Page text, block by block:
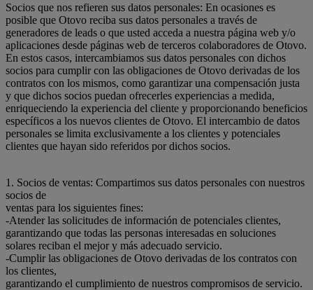
Socios que nos refieren sus datos personales: En ocasiones es
posible que Otovo reciba sus datos personales a través de
generadores de leads o que usted acceda a nuestra página web y/o
aplicaciones desde páginas web de terceros colaboradores de Otovo.
En estos casos, intercambiamos sus datos personales con dichos
socios para cumplir con las obligaciones de Otovo derivadas de los
contratos con los mismos, como garantizar una compensación justa
y que dichos socios puedan ofrecerles experiencias a medida,
enriqueciendo la experiencia del cliente y proporcionando beneficios
específicos a los nuevos clientes de Otovo. El intercambio de datos
personales se limita exclusivamente a los clientes y potenciales
clientes que hayan sido referidos por dichos socios.
1. Socios de ventas: Compartimos sus datos personales con nuestros
socios de
ventas para los siguientes fines:
-Atender las solicitudes de información de potenciales clientes,
garantizando que todas las personas interesadas en soluciones
solares reciban el mejor y más adecuado servicio.
-Cumplir las obligaciones de Otovo derivadas de los contratos con
los clientes,
garantizando el cumplimiento de nuestros compromisos de servicio.